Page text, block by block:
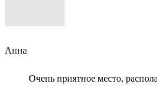
Анна
Очень приятное место,